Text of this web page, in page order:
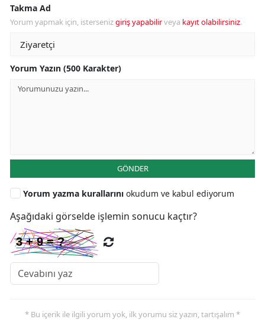
Takma Ad
Yorum yapmak için, istersenizgiriş yapabilirveya kayıt olabilirsiniz.
Yorum Yazın (500 Karakter)
GÖNDER
Yorum yazma kurallarını okudum ve kabul ediyorum
Aşağıdaki görselde işlemin sonucu kaçtır?
* Bu içerik ile ilgili yorum yok, ilk yorumu siz yazın, tartışalım *